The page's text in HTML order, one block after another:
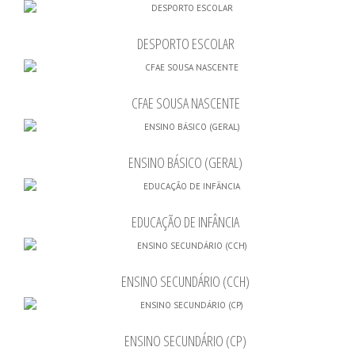
DESPORTO ESCOLAR
CFAE SOUSA NASCENTE
ENSINO BÁSICO (GERAL)
EDUCAÇÃO DE INFÂNCIA
ENSINO SECUNDÁRIO (CCH)
ENSINO SECUNDÁRIO (CP)